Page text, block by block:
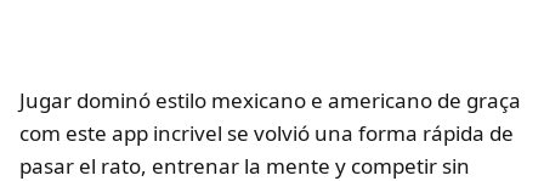
Jugar dominó estilo mexicano e americano de graça
com este app incrivel se volvió una forma rápida de
pasar el rato, entrenar la mente y competir sin